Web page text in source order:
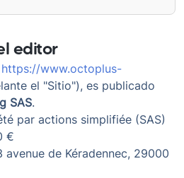
editor
https://www.octoplus-
el "Sitio"), es publicado
SAS.
par actions simplifiée (SAS)
€
avenue de Kéradennec, 29000